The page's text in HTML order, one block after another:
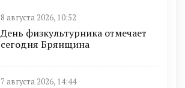
8 августа 2026, 10:52
День физкультурника отмечает
сегодня Брянщина
7 августа 2026, 14:44